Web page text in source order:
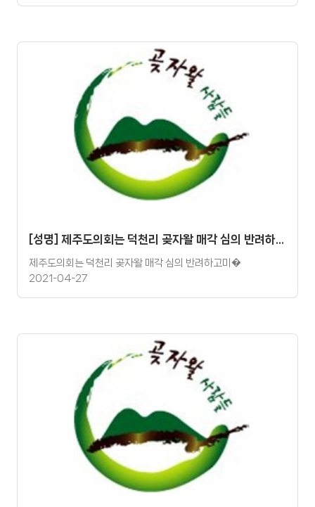
[성명] 제주도의회는 덕천리 곶자왈 매각 심의 반려하고 미래 세대 자산인 곶자왈을 지키는데 앞장서라.
제주도의회는 덕천리 곶자왈 매각 심의 반려하고미�
2021-04-27